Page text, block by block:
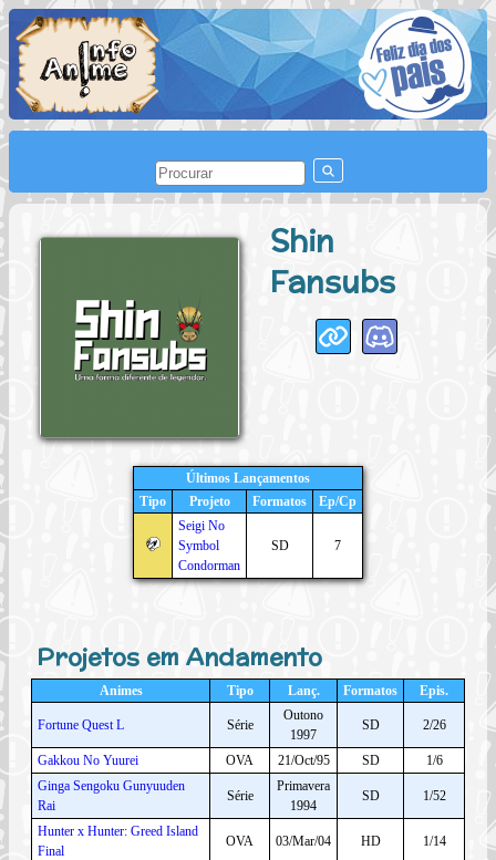
Shin
Fansubs
Últimos Lançamentos
Tipo
Projeto Formatos
Ep/Cp
Seigi No
Symbol
Condorman
SD 7
Projetos em Andamento
Animes Tipo Lanç. Formatos Epis.
Fortune Quest L Série
Outono
1997
SD 2/26
Gakkou No Yuurei OVA 21/Oct/95 SD
1/6
Ginga Sengoku Gunyuuden
Rai
Série
Primavera
1994
SD 1/52
Hunter x Hunter: Greed Island
Final
OVA 03/Mar/04 HD 1/14